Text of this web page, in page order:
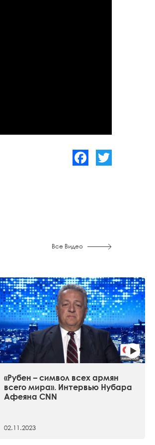
Все Видео
«Рубен – символ всех армян
всего мира». Интервью Нубара
Афеяна CNN
02.11.2023